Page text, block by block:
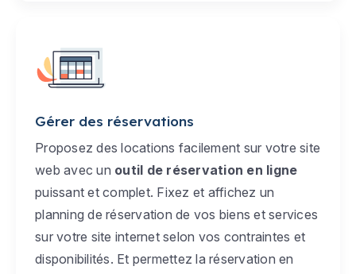
Gérer des réservations
Proposez des locations facilement sur votre site
web avec un outil de réservation en ligne
puissant et complet. Fixez et affichez un
planning de réservation de vos biens et services
sur votre site internet selon vos contraintes et
disponibilités. Et permettez la réservation en